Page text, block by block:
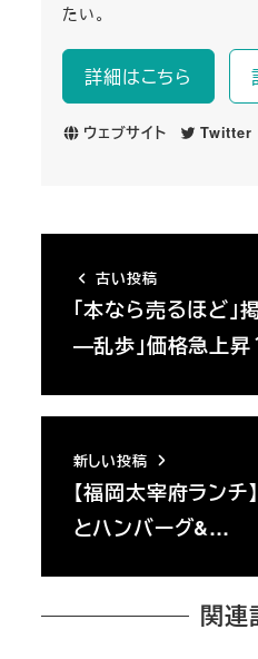
たい。
詳細はこちら
ウェブサイト Twitter
古い投稿
「本なら売るほど」
―乱歩」価格急上昇
新しい投稿
【福岡太宰府ランチ
とハンバーグ&…
関連